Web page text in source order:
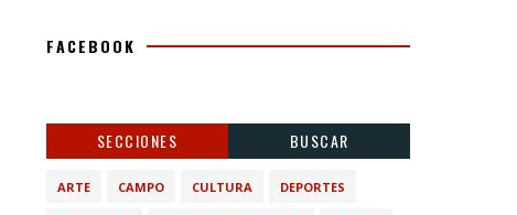
FACEBOOK
SECCIONES BUSCAR
ARTE CAMPO CULTURA DEPORTES